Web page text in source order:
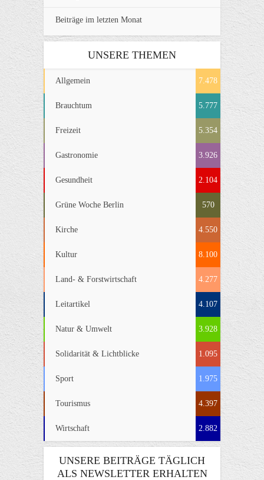
Beiträge im letzten Monat
UNSERE THEMEN
Allgemein 7.478
Brauchtum 5.777
Freizeit 5.354
Gastronomie 3.926
Gesundheit 2.104
Grüne Woche Berlin 570
Kirche 4.550
Kultur 8.100
Land- & Forstwirtschaft 4.277
Leitartikel 4.107
Natur & Umwelt 3.928
Solidarität & Lichtblicke 1.095
Sport 1.975
Tourismus 4.397
Wirtschaft 2.882
UNSERE BEITRÄGE TÄGLICH
ALS NEWSLETTER ERHALTEN